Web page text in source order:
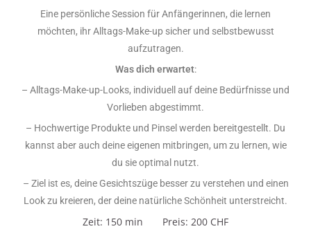
Eine persönliche Session für Anfängerinnen, die lernen
möchten, ihr Alltags-Make-up sicher und selbstbewusst
aufzutragen.
Was dich erwartet:
– Alltags-Make-up-Looks, individuell auf deine Bedürfnisse und
Vorlieben abgestimmt.
– Hochwertige Produkte und Pinsel werden bereitgestellt. Du
kannst aber auch deine eigenen mitbringen, um zu lernen, wie
du sie optimal nutzt.
– Ziel ist es, deine Gesichtszüge besser zu verstehen und einen
Look zu kreieren, der deine natürliche Schönheit unterstreicht.
Zeit: 150 min Preis: 200 CHF